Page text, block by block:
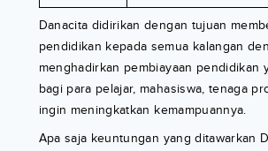
Danacita didirikan dengan tujuan
pendidikan kepada semua kalangan
menghadirkan pembiayaan pendidikan
bagi para pelajar, mahasiswa, tenaga
ingin meningkatkan kemampuannya.
Apa saja keuntungan yang ditawarkan